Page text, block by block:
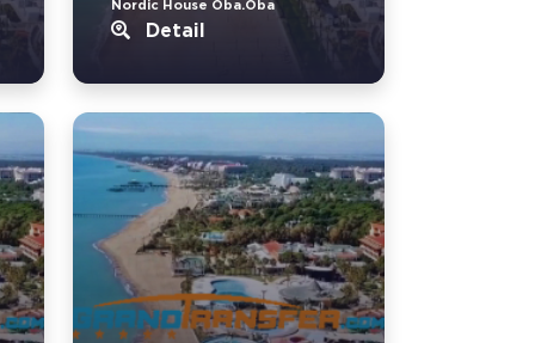
Nordic House Oba.Oba
Detail